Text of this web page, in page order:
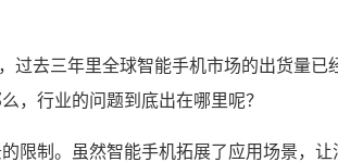
过去三年里全球智能手机市场的出货量已
，行业的问题到底出在哪里呢？
限制。虽然智能手机拓展了应用场景，让